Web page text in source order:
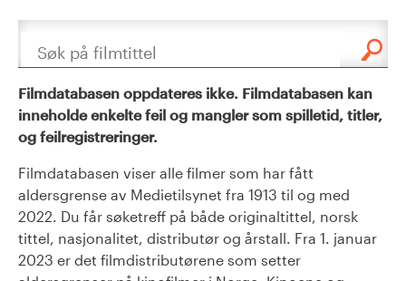
Søk
Filmdatabasen oppdateres ikke. Filmdatabasen kan
inneholde enkelte feil og mangler som spilletid, titler,
og feilregistreringer.
Filmdatabasen viser alle filmer som har fått
aldersgrense av Medietilsynet fra 1913 til og med
2022. Du får søketreff på både originaltittel, norsk
tittel, nasjonalitet, distributør og årstall. Fra 1. januar
2023 er det filmdistributørene som setter